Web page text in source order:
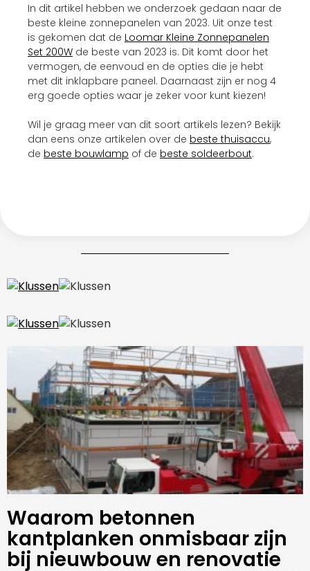
In dit artikel hebben we onderzoek gedaan naar de
beste kleine zonnepanelen van 2023. Uit onze test
is gekomen dat de Loomar Kleine Zonnepanelen
Set 200W de beste van 2023 is. Dit komt door het
vermogen, de eenvoud en de opties die je hebt
met dit inklapbare paneel. Daarnaast zijn er nog 4
erg goede opties waar je zeker voor kunt kiezen!
Wil je graag meer van dit soort artikels lezen? Bekijk
dan eens onze artikelen over de beste thuisaccu,
de beste bouwlamp of de beste soldeerbout.
Waarom betonnen
kantplanken onmisbaar zijn
bij nieuwbouw en renovatie